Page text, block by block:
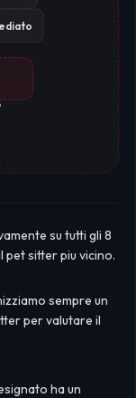
su tutti gli 8
sitter piu vicino.
sempre un
per valutare il
ha un